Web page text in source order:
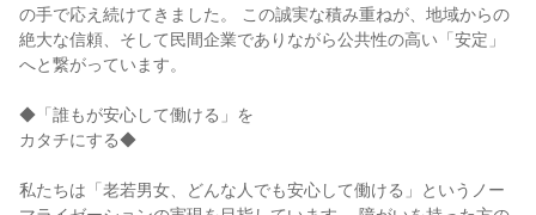
の手で応え続けてきました。 この誠実な積み重ねが、地域からの
絶大な信頼、そして民間企業でありながら公共性の高い「安定」
へと繋がっています。
◆「誰もが安心して働ける」を
カタチにする◆
私たちは「老若男女、どんな人でも安心して働ける」というノー